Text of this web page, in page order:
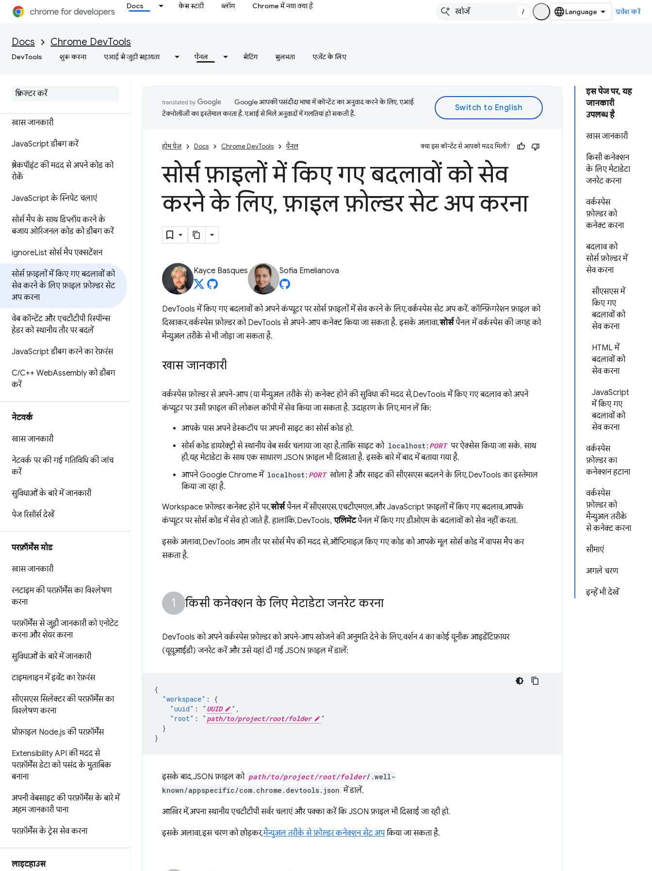
Docs केस स्टडी ब्लॉग Chrome में नया क्या है
/ प्रवेश करें
Docs Chrome DevTools
DevTools शुरू करना एआई से जुड़ी सहायता पैनल सेटिंग सुलभता एजेंट के लिए
स्टाइल में बदलाव करना
एपीआई का संदर्भ
खास जानकारी
JavaScript डीबग करें
ब्रेकपॉइंट की मदद से अपने कोड को
रोकें
JavaScript के स्निपेट चलाएं
सोर्स मैप के साथ डिप्लॉय करने के
बजायओरिजनल कोड को डीबग करें
ignoreList सोर्स मैप एक्सटेंशन
सोर्स फ़ाइलों में किए गए बदलावों को
सेव करने के लिएफ़ाइल फ़ोल्डर सेट
अप करना
वेब कॉन्टेंट और एचटीटीपी रिस्पॉन्स
हेडर को स्थानीय तौर पर बदलें
JavaScript डीबग करने का रेफ़रंस
C/C++ WebAssembly को डीबग
करें
नेटवर्क
खास जानकारी
नेटवर्क पर की गई गतिविधि की जांच
करें
सुविधाओं के बारे में जानकारी
पेज रिसॉर्स देखें
परफ़ॉर्मेंस मोड
खास जानकारी
रनटाइम की परफ़ॉर्मेंस का विश्लेषण
करना
परफ़ॉर्मेंस से जुड़ी जानकारी को एनोटेट
करना और शेयर करना
सुविधाओं के बारे में जानकारी
टाइमलाइन में इवेंट का रेफ़रंस
सीएसएस सिलेक्टर की परफ़ॉर्मेंस का
विश्लेषण करना
प्रोफ़ाइल Node.js की परफ़ॉर्मेंस
Extensibility API की मदद से
परफ़ॉर्मेंस डेटा को पसंद के मुताबिक
बनाना
अपनी वेबसाइट की परफ़ॉर्मेंस के बारे में
अहम जानकारी पाना
परफ़ॉर्मेंस के ट्रेस सेव करना
लाइटहाउस
इस पेज पर, यह
जानकारी
उपलब्ध है
खास जानकारी
किसी कनेक्शन
के लिए मेटाडेटा
जनरेट करना
वर्कस्पेस
फ़ोल्डर को
कनेक्ट करना
बदलाव को
सोर्स फ़ोल्डर में
सेव करना
सीएसएस में
किए गए
बदलावों को
सेव करना
HTML में
बदलावों को
सेव करना
JavaScript
में किए गए
बदलावों को
सेव करना
वर्कस्पेस
फ़ोल्डर का
कनेक्शन हटाना
वर्कस्पेस
फ़ोल्डर को
मैन्युअल तरीके
से कनेक्ट करना
सीमाएं
अगले चरण
इन्हें भी देखें
Google आपकी पसंदीदा भाषा में कॉन्टेंट का अनुवाद करने के लिए, एआई
टेक्नोलॉजी का इस्तेमाल करता है. एआई से मिले अनुवादों में गलतियां हो सकती हैं.
होम पेज Docs Chrome DevTools पैनल क्या इस कॉन्टेंट से आपको मदद मिली?
सोर्स फ़ाइलों में किए गए बदलावों को सेव
करने के लिए, फ़ाइल फ़ोल्डर सेट अप करना
Kayce Basques Sofia Emelianova
DevTools में किए गए बदलावों को अपने कंप्यूटर पर सोर्स फ़ाइलों में सेव करने के लिए, वर्कस्पेस सेट अप करें. कॉन्फ़िगरेशन फ़ाइल को
दिखाकर, वर्कस्पेस फ़ोल्डर को DevTools से अपने-आप कनेक्ट किया जा सकता है. इसके अलावा,सोर्सपैनल में वर्कस्पेस की जगह को
मैन्युअल तरीके से भी जोड़ा जा सकता है.
खास जानकारी
वर्कस्पेस फ़ोल्डर से अपने-आप (या मैन्युअल तरीके से) कनेक्ट होने की सुविधा की मदद से, DevTools में किए गए बदलाव को अपने
कंप्यूटर पर उसी फ़ाइल की लोकल कॉपी में सेव किया जा सकता है. उदाहरण के लिए, मान लें कि:
आपके पास अपने डेस्कटॉप पर अपनी साइट का सोर्स कोड हो.
सोर्स कोड डायरेक्ट्री से स्थानीय वेब सर्वर चलाया जा रहा है, ताकि साइट को localhost: PORT पर ऐक्सेस किया जा सके. साथ
ही, यह मेटाडेटा के साथ एक साधारण JSON फ़ाइल भी दिखाता है. इसके बारे में बाद में बताया गया है.
आपने Google Chrome में localhost: PORT खोला है और साइट की सीएसएस बदलने के लिए, DevTools का इस्तेमाल
किया जा रहा है.
Workspace फ़ोल्डर कनेक्ट होने पर,सोर्सपैनल में सीएसएस, एचटीएमएल, और JavaScript फ़ाइलों में किए गए बदलाव, आपके
कंप्यूटर पर सोर्स कोड में सेव हो जाते हैं. हालांकि, DevTools, एलिमेंटपैनल में किए गए डीओएम के बदलावों को सेव नहीं करता.
इसके अलावा, DevTools आम तौर पर सोर्स मैप की मदद से, ऑप्टिमाइज़ किए गए कोड को आपके मूल सोर्स कोड में वापस मैप कर
सकता है.
किसी कनेक्शन के लिए मेटाडेटा जनरेट करना
DevTools को अपने वर्कस्पेस फ़ोल्डर को अपने-आप खोजने की अनुमति देने के लिए, वर्शन 4 का कोई यूनीक आइडेंटिफ़ायर
(यूयूआईडी) जनरेट करें और उसे यहां दी गई JSON फ़ाइल में डालें:
{
"workspace" :
{
"uuid" : " UUID " ,
"root" : " path/to/project/root/folder
"
}
}
इसके बाद, JSON फ़ाइल को path/to/project/root/folder/.well-
known/appspecific/com.chrome.devtools.json में डालें.
आखिर में, अपना स्थानीय एचटीटीपी सर्वर चलाएं और पक्का करें कि JSON फ़ाइल भी दिखाई जा रही हो.
इसके अलावा, इस चरण को छोड़कर,मैन्युअल तरीके से फ़ोल्डर कनेक्शन सेट अपकिया जा सकता है.